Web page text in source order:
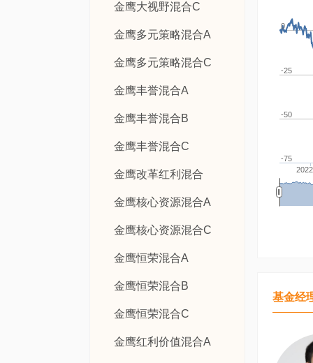
金鹰大视野混合C
金鹰多元策略混合A
金鹰多元策略混合C
金鹰丰誉混合A
金鹰丰誉混合B
金鹰丰誉混合C
金鹰改革红利混合
金鹰核心资源混合A
金鹰核心资源混合C
金鹰恒荣混合A
金鹰恒荣混合B
金鹰恒荣混合C
金鹰红利价值混合A
0
-75
-50
-25
基金经